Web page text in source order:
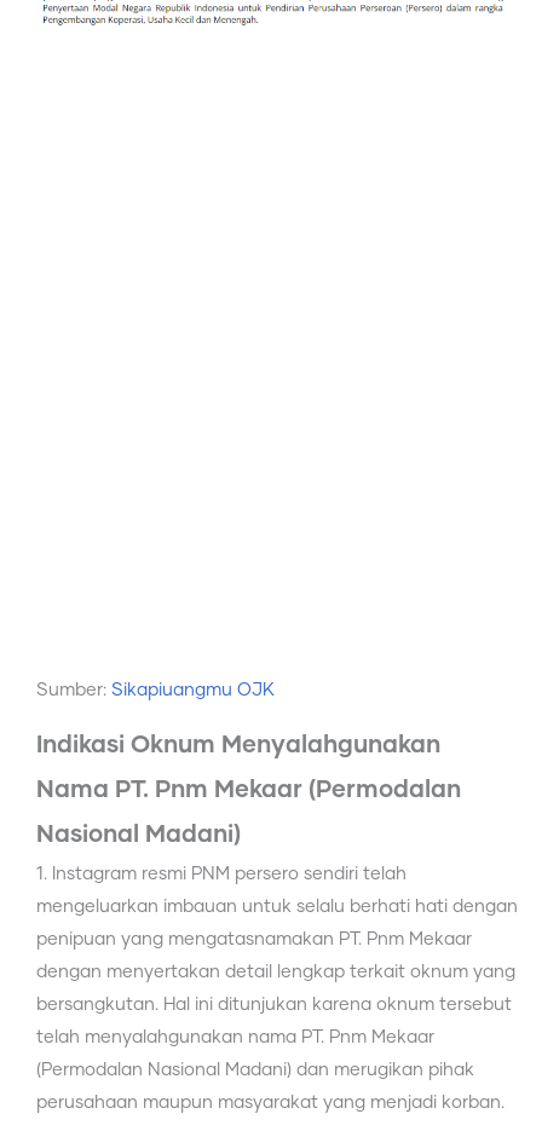
Sumber: Sikapiuangmu OJK
Indikasi Oknum Menyalahgunakan
Nama PT. Pnm Mekaar (Permodalan
Nasional Madani)
1. Instagram resmi PNM persero sendiri telah
mengeluarkan imbauan untuk selalu berhati hati dengan
penipuan yang mengatasnamakan PT. Pnm Mekaar
dengan menyertakan detail lengkap terkait oknum yang
bersangkutan. Hal ini ditunjukan karena oknum tersebut
telah menyalahgunakan nama PT. Pnm Mekaar
(Permodalan Nasional Madani) dan merugikan pihak
perusahaan maupun masyarakat yang menjadi korban.